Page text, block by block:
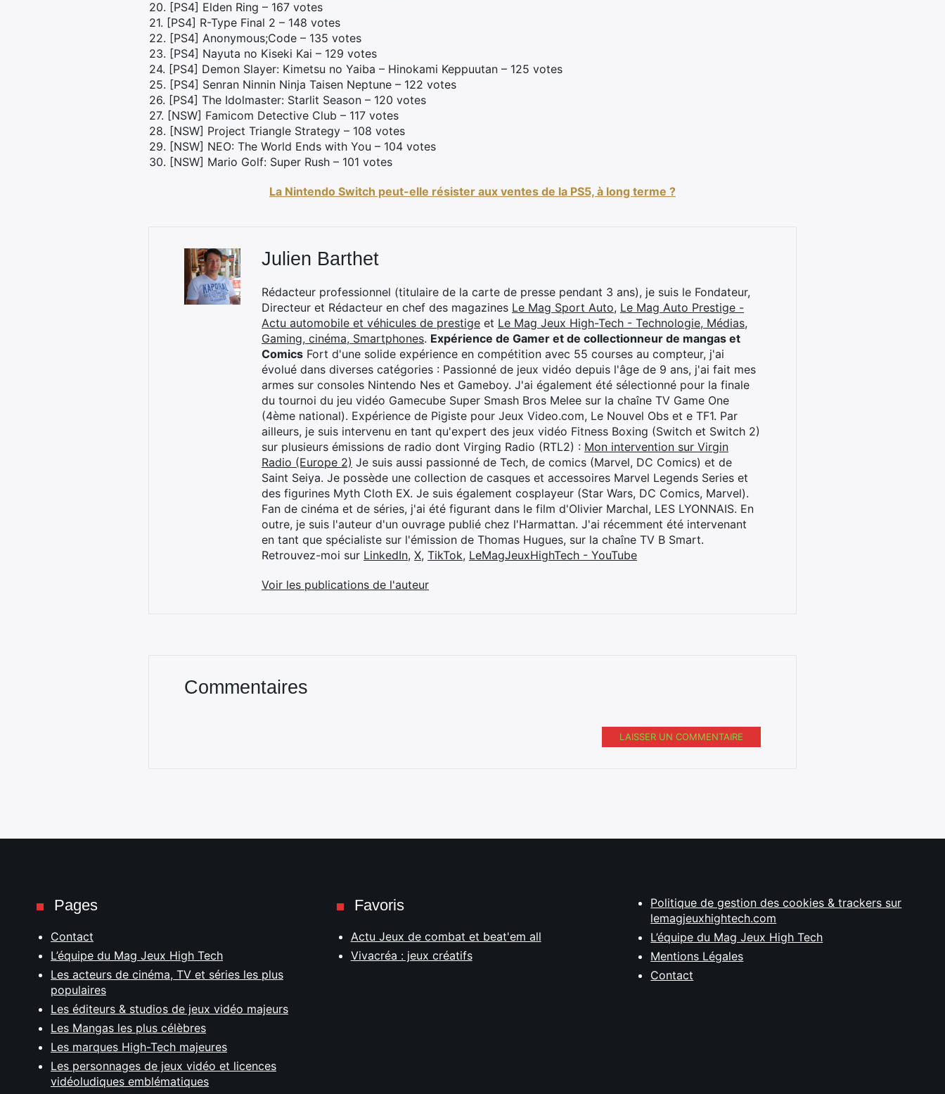
20. [PS4] Elden Ring – 167 votes
21. [PS4] R-Type Final 2 – 148 votes
22. [PS4] Anonymous;Code – 135 votes
23. [PS4] Nayuta no Kiseki Kai – 129 votes
24. [PS4] Demon Slayer: Kimetsu no Yaiba – Hinokami Keppuutan – 125 votes
25. [PS4] Senran Ninnin Ninja Taisen Neptune – 122 votes
26. [PS4] The Idolmaster: Starlit Season – 120 votes
27. [NSW] Famicom Detective Club – 117 votes
28. [NSW] Project Triangle Strategy – 108 votes
29. [NSW] NEO: The World Ends with You – 104 votes
30. [NSW] Mario Golf: Super Rush – 101 votes
La Nintendo Switch peut-elle résister aux ventes de la PS5, à long terme ?
Julien Barthet
Rédacteur professionnel (titulaire de la carte de presse pendant 3 ans), je suis le Fondateur,
Directeur et Rédacteur en chef des magazines Le Mag Sport Auto, Le Mag Auto Prestige -
Actu automobile et véhicules de prestige et Le Mag Jeux High-Tech - Technologie, Médias,
Gaming, cinéma, Smartphones. Expérience de Gamer et de collectionneur de mangas et
Comics Fort d'une solide expérience en compétition avec 55 courses au compteur, j'ai
évolué dans diverses catégories : Passionné de jeux vidéo depuis l'âge de 9 ans, j'ai fait mes
armes sur consoles Nintendo Nes et Gameboy. J'ai également été sélectionné pour la finale
du tournoi du jeu vidéo Gamecube Super Smash Bros Melee sur la chaîne TV Game One
(4ème national). Expérience de Pigiste pour Jeux Video.com, Le Nouvel Obs et e TF1. Par
ailleurs, je suis intervenu en tant qu'expert des jeux vidéo Fitness Boxing (Switch et Switch 2)
sur plusieurs émissions de radio dont Virging Radio (RTL2) : Mon intervention sur Virgin
Radio (Europe 2) Je suis aussi passionné de Tech, de comics (Marvel, DC Comics) et de
Saint Seiya. Je possède une collection de casques et accessoires Marvel Legends Series et
des figurines Myth Cloth EX. Je suis également cosplayeur (Star Wars, DC Comics, Marvel).
Fan de cinéma et de séries, j'ai été figurant dans le film d'Olivier Marchal, LES LYONNAIS. En
outre, je suis l'auteur d'un ouvrage publié chez l'Harmattan. J'ai récemment été intervenant
en tant que spécialiste sur l'émission de Thomas Hugues, sur la chaîne TV B Smart.
Retrouvez-moi sur LinkedIn, X, TikTok, LeMagJeuxHighTech - YouTube
Voir les publications de l'auteur
Commentaires
LAISSER UN COMMENTAIRE
Pages
Contact
L’équipe du Mag Jeux High Tech
Les acteurs de cinéma, TV et séries les plus
populaires
Les éditeurs & studios de jeux vidéo majeurs
Les Mangas les plus célèbres
Les marques High-Tech majeures
Les personnages de jeux vidéo et licences
vidéoludiques emblématiques
Favoris
Actu Jeux de combat et beat'em all
Vivacréa : jeux créatifs
Politique de gestion des cookies & trackers sur
lemagjeuxhightech.com
L’équipe du Mag Jeux High Tech
Mentions Légales
Contact